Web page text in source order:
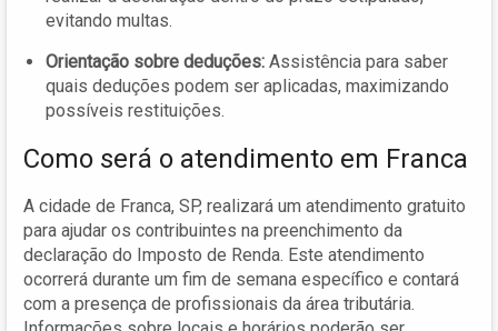
evitando multas.
Orientação sobre deduções: Assistência para saber
quais deduções podem ser aplicadas, maximizando
possíveis restituições.
Como será o atendimento em Franca
A cidade de Franca, SP, realizará um atendimento gratuito
para ajudar os contribuintes na preenchimento da
declaração do Imposto de Renda. Este atendimento
ocorrerá durante um fim de semana específico e contará
com a presença de profissionais da área tributária.